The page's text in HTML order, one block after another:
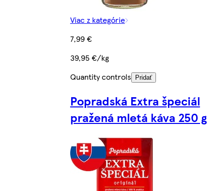
Viac z kategórie
7,99 €
39,95 €/kg
Quantity controls
Pridať
Popradská Extra špeciál
pražená mletá káva 250 g